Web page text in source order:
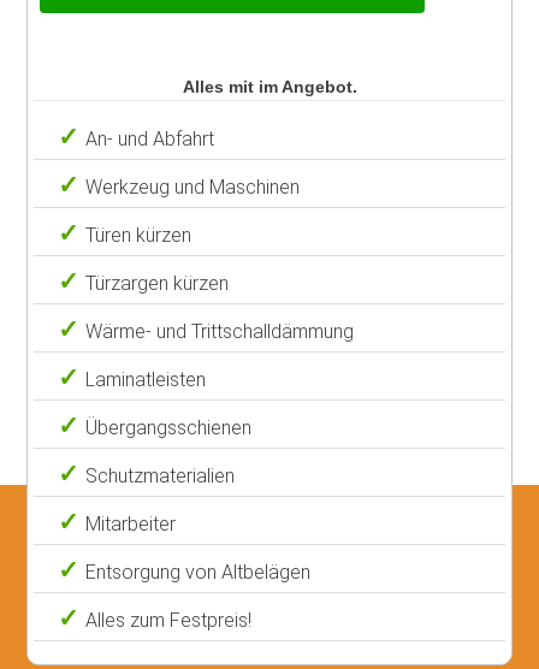
Alles mit im Angebot.
An- und Abfahrt
Werkzeug und Maschinen
Türen kürzen
Türzargen kürzen
Wärme- und Trittschalldämmung
Laminatleisten
Übergangsschienen
Schutzmaterialien
Mitarbeiter
Entsorgung von Altbelägen
Alles zum Festpreis!